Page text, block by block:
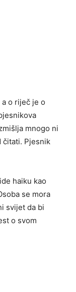
o riječ je o
mnogo ni
čitati. Pjesnik
haiku kao
se mora
svijet da bi
o svom